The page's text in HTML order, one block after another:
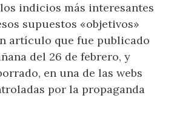
indicios más interesantes
supuestos «objetivos»
artículo que fue publicado
del 26 de febrero, y
en una de las webs
por la propaganda